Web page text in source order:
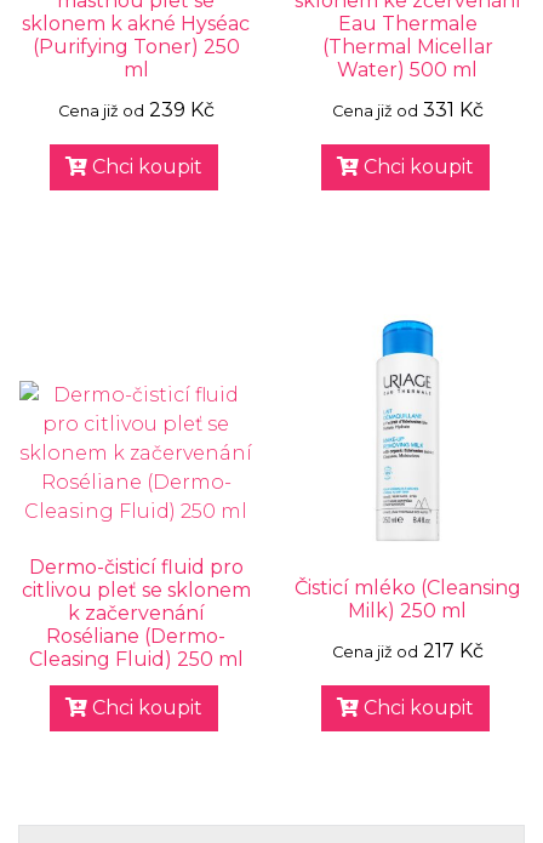
sklonem k akné Hyséac
(Purifying Toner) 250
ml
Cena již od 239 Kč
Chci koupit
Eau Thermale
(Thermal Micellar
Water) 500 ml
Cena již od 331 Kč
Chci koupit
Dermo-čisticí fluid pro
citlivou pleť se sklonem
k začervenání
Roséliane (Dermo-
Cleasing Fluid) 250 ml
Chci koupit
Čisticí mléko (Cleansing
Milk) 250 ml
Cena již od 217 Kč
Chci koupit